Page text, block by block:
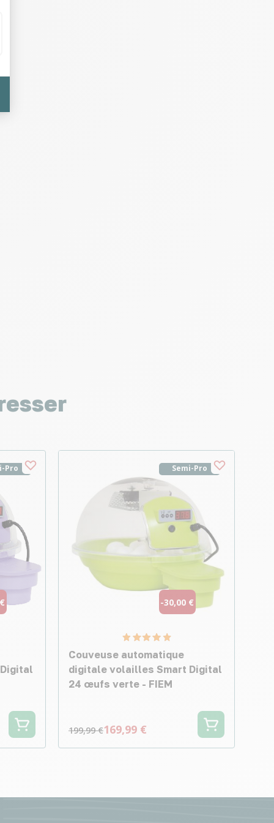
Pro Semi-Pro
-30,00 €
Couveuse automatique
digitale volailles Smart Digital
24 œufs verte - FIEM
199,99 €169,99 €